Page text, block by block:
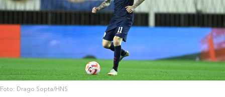
Foto: Drago Sopta/HNS